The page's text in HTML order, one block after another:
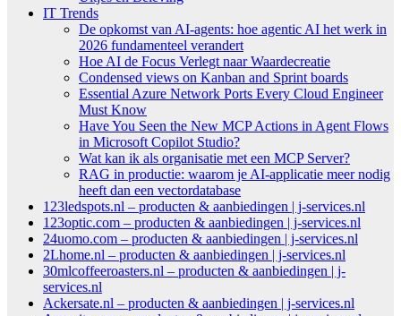
IT Trends
De opkomst van AI-agents: hoe agentic AI het werk in
2026 fundamenteel verandert
Hoe AI de Focus Verlegt naar Waardecreatie
Condensed views on Kanban and Sprint boards
Essential Azure Network Ports Every Cloud Engineer
Must Know
Have You Seen the New MCP Actions in Agent Flows
in Microsoft Copilot Studio?
Wat kan ik als organisatie met een MCP Server?
RAG in productie: waarom je AI-applicatie meer nodig
heeft dan een vectordatabase
123ledspots.nl – producten & aanbiedingen | j-services.nl
123optic.com – producten & aanbiedingen | j-services.nl
24uomo.com – producten & aanbiedingen | j-services.nl
2Lhome.nl – producten & aanbiedingen | j-services.nl
30mlcoffeeroasters.nl – producten & aanbiedingen | j-
services.nl
Ackersate.nl – producten & aanbiedingen | j-services.nl